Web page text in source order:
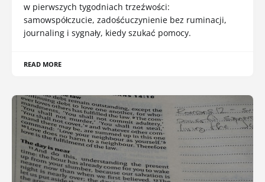
w pierwszych tygodniach trzeźwości:
samowspółczucie, zadośćuczynienie bez ruminacji,
journaling i sygnały, kiedy szukać pomocy.
READ MORE